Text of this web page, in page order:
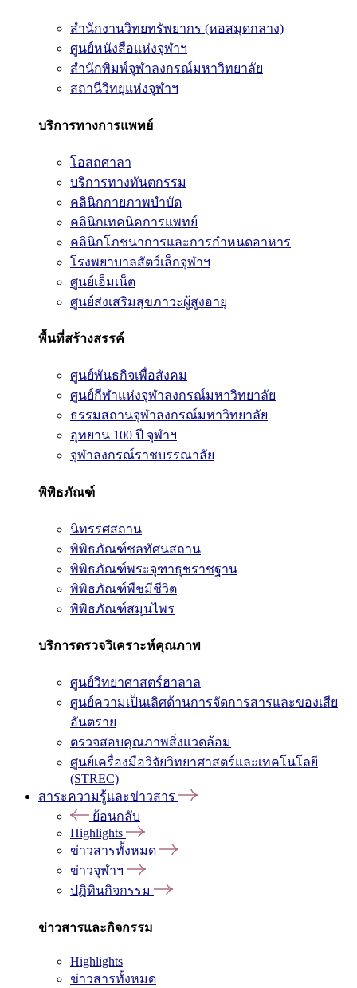
สำนักงานวิทยทรัพยากร (หอสมุดกลาง)
ศูนย์หนังสือแห่งจุฬาฯ
สำนักพิมพ์จุฬาลงกรณ์มหาวิทยาลัย
สถานีวิทยุแห่งจุฬาฯ
บริการทางการแพทย์
โอสถศาลา
บริการทางทันตกรรม
คลินิกกายภาพบำบัด
คลินิกเทคนิคการแพทย์
คลินิกโภชนาการและการกำหนดอาหาร
โรงพยาบาลสัตว์เล็กจุฬาฯ
ศูนย์เอ็มเน็ต
ศูนย์ส่งเสริมสุขภาวะผู้สูงอายุ
พื้นที่สร้างสรรค์
ศูนย์พันธกิจเพื่อสังคม
ศูนย์กีฬาแห่งจุฬาลงกรณ์มหาวิทยาลัย
ธรรมสถานจุฬาลงกรณ์มหาวิทยาลัย
อุทยาน 100 ปี จุฬาฯ
จุฬาลงกรณ์ราชบรรณาลัย
พิพิธภัณฑ์
นิทรรศสถาน
พิพิธภัณฑ์ชลทัศนสถาน
พิพิธภัณฑ์พระจุฑาธุชราชฐาน
พิพิธภัณฑ์พืชมีชีวิต
พิพิธภัณฑ์สมุนไพร
บริการตรวจวิเคราะห์คุณภาพ
ศูนย์วิทยาศาสตร์ฮาลาล
ศูนย์ความเป็นเลิศด้านการจัดการสารและของเสีย
อันตราย
ตรวจสอบคุณภาพสิ่งแวดล้อม
ศูนย์เครื่องมือวิจัยวิทยาศาสตร์และเทคโนโลยี
(STREC)
สาระความรู้และข่าวสาร
ย้อนกลับ
Highlights
ข่าวสารทั้งหมด
ข่าวจุฬาฯ
ปฏิทินกิจกรรม
ข่าวสารและกิจกรรม
Highlights
ข่าวสารทั้งหมด